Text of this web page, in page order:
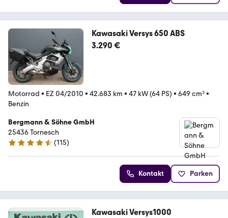
Kawasaki Versys 650 ABS
3.290 €
Motorrad • EZ 04/2010 • 42.683 km • 47 kW (64 PS) • 649 cm³•
Benzin
Bergmann & Söhne GmbH
25436 Tornesch
4.7 Sterne
(115)
Kontakt Parken
Kawasaki Versys1000